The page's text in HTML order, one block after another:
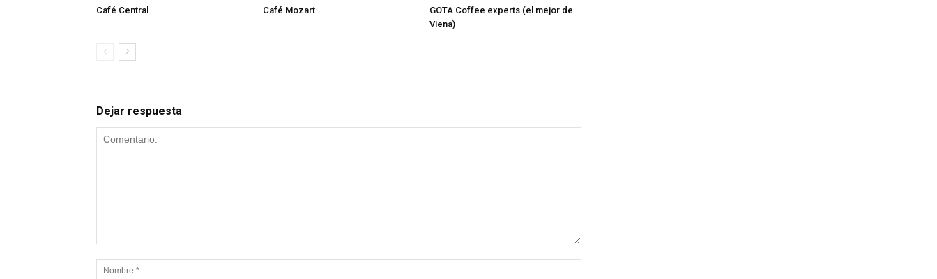
Café Central Café Mozart
GOTA Coffee experts (el mejor de
Viena)
Dejar respuesta